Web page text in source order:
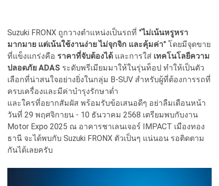
Suzuki FRONX ถูกวางตำแหน่งเป็นรถที่ "ไม่เน้นหรูหรา
มากมาย แต่เน้นใช้งานง่าย ไม่จุกจิก และคุ้มค่า" โดยมีจุดขาย
ที่แข็งแกร่งคือ ราคาที่จับต้องได้ และการใส่ เทคโนโลยีความ
ปลอดภัย ADAS ระดับพรีเมียมมาให้ในรุ่นท็อป ทำให้เป็นตัว
เลือกที่น่าสนใจอย่างยิ่งในกลุ่ม B-SUV สำหรับผู้ที่ต้องการรถที่
ครบเครื่องและมีค่าบำรุงรักษาต่ำ
และใครที่อยากสัมผัส พร้อมรับข้อเสนอดีๆ อย่าลืมเดือนหน้า
วันที่ 29 พฤศจิกายน - 10 ธันวาคม 2568 เตรียมพบกับงาน
Motor Expo 2025 ณ อาคารชาเลนเจอร์ IMPACT เมืองทอง
ธานี จะได้พบกับ Suzuki FRONX ตัวเป็นๆ แน่นอน รอติดตาม
กันได้เลยครับ